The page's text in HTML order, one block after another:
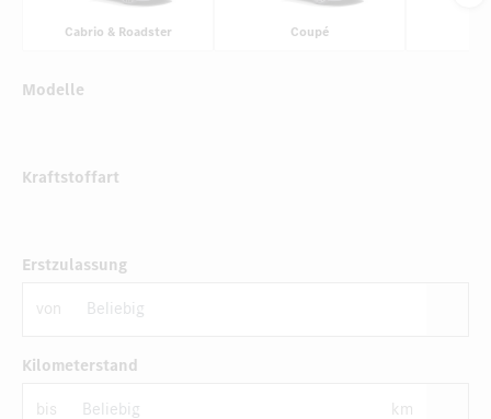
Cabrio & Roadster Coupé
Modelle
Kraftstoffart
Erstzulassung
von
Kilometerstand
bis km